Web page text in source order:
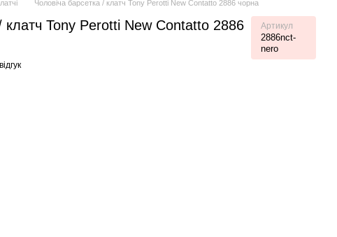
Чоловіча барсетка / клатч Tony Perotti New Contatto 2886 чорна
клатч Tony Perotti New Contatto 2886
Артикул
2886nct-
nero